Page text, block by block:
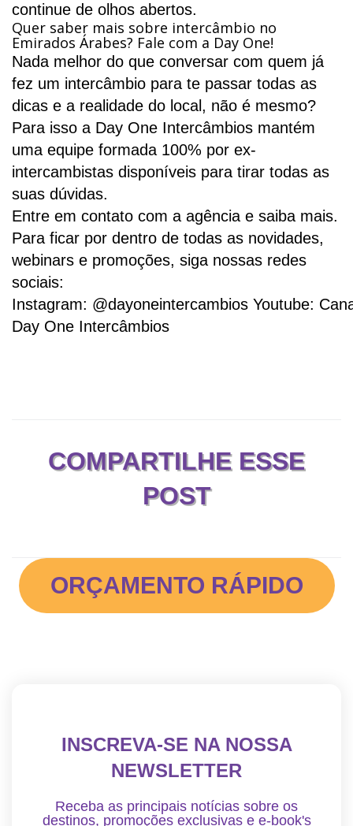
continue de olhos abertos.
Quer saber mais sobre intercâmbio no
Emirados Árabes? Fale com a Day One!
Nada melhor do que conversar com quem já
fez um intercâmbio para te passar todas as
dicas e a realidade do local, não é mesmo?
Para isso a Day One Intercâmbios mantém
uma equipe formada 100% por ex-
intercambistas disponíveis para tirar todas as
suas dúvidas.
Entre em contato com a agência e saiba mais.
Para ficar por dentro de todas as novidades,
webinars e promoções, siga nossas redes
sociais:
Instagram: @dayoneintercambios Youtube:
Day One Intercâmbios
COMPARTILHE ESSE
POST
ORÇAMENTO RÁPIDO
INSCREVA-SE NA NOSSA
NEWSLETTER
Receba as principais notícias sobre os
destinos, promoções exclusivas e e-book's